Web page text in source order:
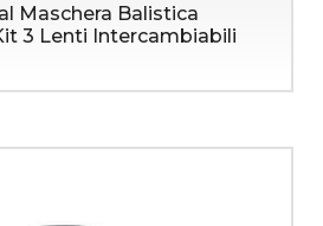
Maschera Balistica
3 Lenti Intercambiabili